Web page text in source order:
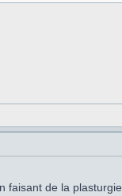
faisant de la plasturgie.